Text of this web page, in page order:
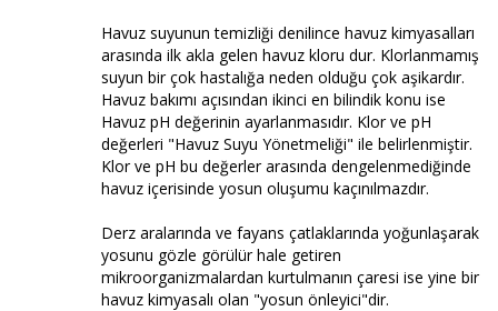
Havuz suyunun temizliği denilince havuz kimyasalları
arasında ilk akla gelen havuz kloru dur. Klorlanmamış
suyun bir çok hastalığa neden olduğu çok aşikardır.
Havuz bakımı açısından ikinci en bilindik konu ise
Havuz pH değerinin ayarlanmasıdır. Klor ve pH
değerleri "Havuz Suyu Yönetmeliği" ile belirlenmiştir.
Klor ve pH bu değerler arasında dengelenmediğinde
havuz içerisinde yosun oluşumu kaçınılmazdır.
Derz aralarında ve fayans çatlaklarında yoğunlaşarak
yosunu gözle görülür hale getiren
mikroorganizmalardan kurtulmanın çaresi ise yine bir
havuz kimyasalı olan "yosun önleyici"dir.